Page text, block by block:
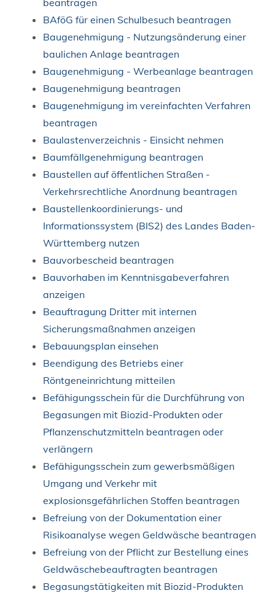
BAföG für einen Schulbesuch beantragen
Baugenehmigung - Nutzungsänderung einer
baulichen Anlage beantragen
Baugenehmigung - Werbeanlage beantragen
Baugenehmigung beantragen
Baugenehmigung im vereinfachten Verfahren
beantragen
Baulastenverzeichnis - Einsicht nehmen
Baumfällgenehmigung beantragen
Baustellen auf öffentlichen Straßen -
Verkehrsrechtliche Anordnung beantragen
Baustellenkoordinierungs- und
Informationssystem (BIS2) des Landes Baden-
Württemberg nutzen
Bauvorbescheid beantragen
Bauvorhaben im Kenntnisgabeverfahren
anzeigen
Beauftragung Dritter mit internen
Sicherungsmaßnahmen anzeigen
Bebauungsplan einsehen
Beendigung des Betriebs einer
Röntgeneinrichtung mitteilen
Befähigungsschein für die Durchführung von
Begasungen mit Biozid-Produkten oder
Pflanzenschutzmitteln beantragen oder
verlängern
Befähigungsschein zum gewerbsmäßigen
Umgang und Verkehr mit
explosionsgefährlichen Stoffen beantragen
Befreiung von der Dokumentation einer
Risikoanalyse wegen Geldwäsche beantragen
Befreiung von der Pflicht zur Bestellung eines
Geldwäschebeauftragten beantragen
Begasungstätigkeiten mit Biozid-Produkten